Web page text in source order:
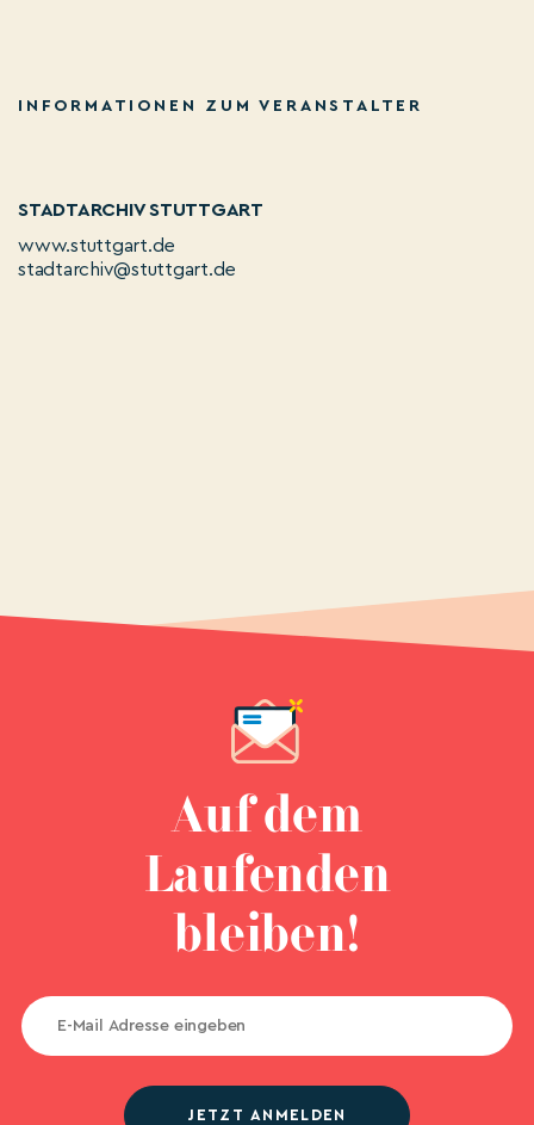
INFORMATIONEN ZUM VERANSTALTER
STADTARCHIV STUTTGART
www.stuttgart.de
stadtarchiv@stuttgart.de
Auf dem
Laufenden
bleiben!
JETZT ANMELDEN